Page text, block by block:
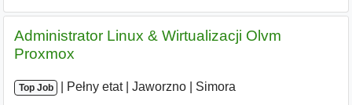
Administrator Linux & Wirtualizacji Olvm
Proxmox
Top Job Pełny etat| Jaworzno Simora